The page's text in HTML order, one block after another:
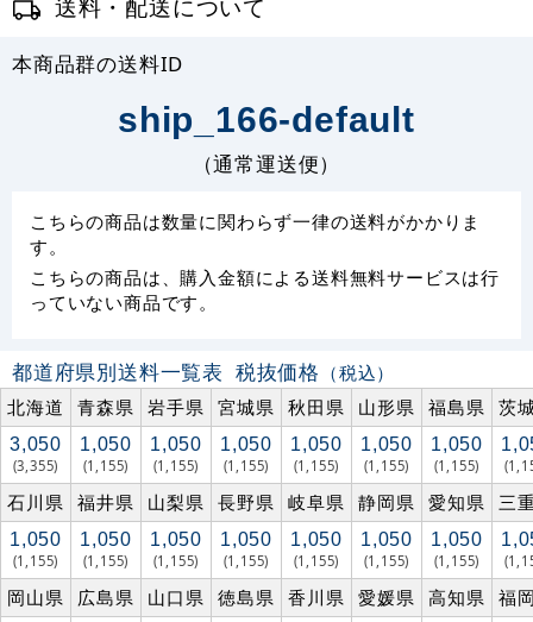
送料・配送について
本商品群の送料ID
ship_166-default
（通常運送便）
こちらの商品は数量に関わらず一律の送料がかかりま
す。
こちらの商品は、購入金額による送料無料サービスは行
っていない商品です。
都道府県別送料一覧表 税抜価格 （税込）
北海道
青森県 岩手県 宮城県 秋田県 山形県 福島県 茨
3,050
(3,355)
1,050
(1,155)
1,050
(1,155)
1,050
(1,155)
1,050
(1,155)
1,050
(1,155)
1,050
(1,155)
石川県 福井県 山梨県 長野県 岐阜県 静岡県 愛知県 三
1,050
(1,155)
1,050
(1,155)
1,050
(1,155)
1,050
(1,155)
1,050
(1,155)
1,050
(1,155)
1,050
(1,155)
岡山県 広島県 山口県 徳島県 香川県 愛媛県 高知県 福